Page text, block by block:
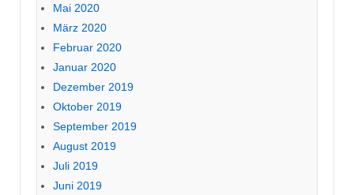
Mai 2020
März 2020
Februar 2020
Januar 2020
Dezember 2019
Oktober 2019
September 2019
August 2019
Juli 2019
Juni 2019